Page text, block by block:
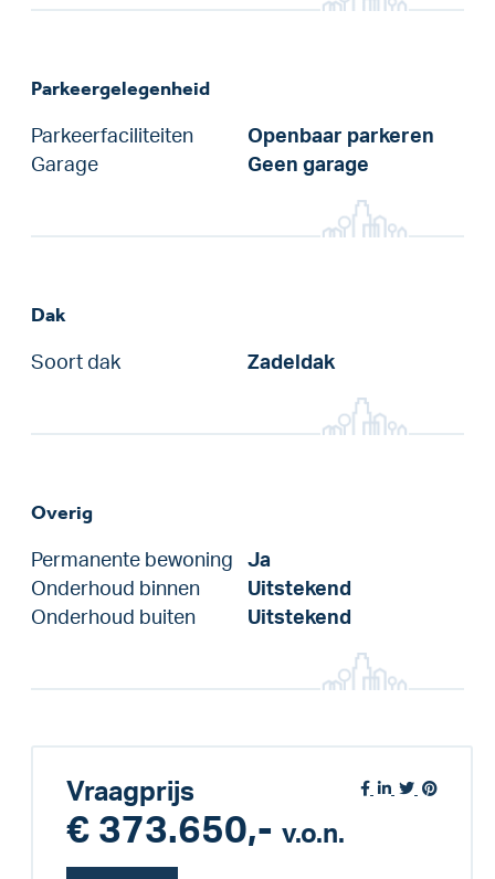
Parkeergelegenheid
Parkeerfaciliteiten
Openbaar parkeren
Garage
Geen garage
Dak
Soort dak Zadeldak
Overig
Permanente bewoning
Ja
Onderhoud binnen
Uitstekend
Onderhoud buiten
Uitstekend
Vraagprijs
€ 373.650,- v.o.n.